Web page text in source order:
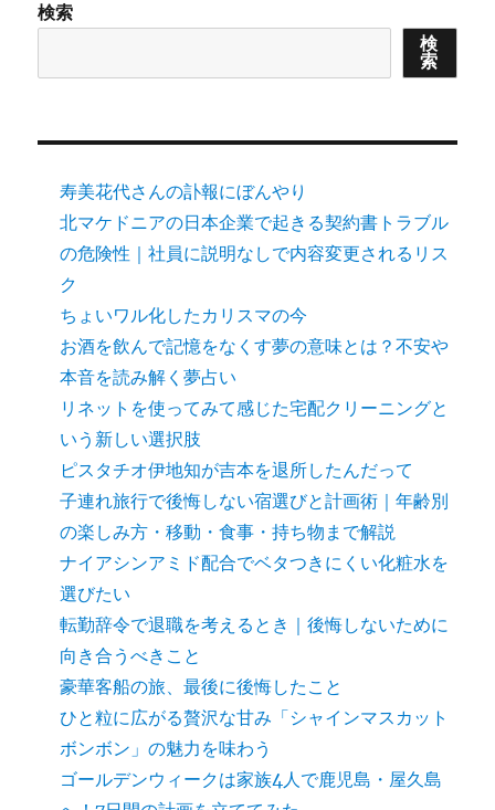
検索
検
索
寿美花代さんの訃報にぼんやり
北マケドニアの日本企業で起きる契約書トラブル
の危険性｜社員に説明なしで内容変更されるリス
ク
ちょいワル化したカリスマの今
お酒を飲んで記憶をなくす夢の意味とは？不安や
本音を読み解く夢占い
リネットを使ってみて感じた宅配クリーニングと
いう新しい選択肢
ピスタチオ伊地知が吉本を退所したんだって
子連れ旅行で後悔しない宿選びと計画術｜年齢別
の楽しみ方・移動・食事・持ち物まで解説
ナイアシンアミド配合でベタつきにくい化粧水を
選びたい
転勤辞令で退職を考えるとき｜後悔しないために
向き合うべきこと
豪華客船の旅、最後に後悔したこと
ひと粒に広がる贅沢な甘み「シャインマスカット
ボンボン」の魅力を味わう
ゴールデンウィークは家族4人で鹿児島・屋久島